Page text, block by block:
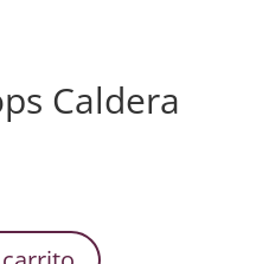
Caldera